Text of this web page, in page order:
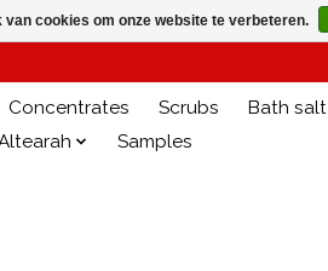
Concentrates Scrubs Bath salt
Samples
cookies om onze website te verbeteren.